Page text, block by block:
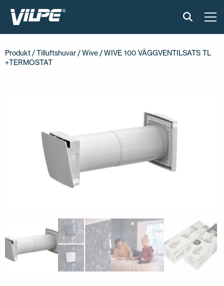
PL SV SV-FI LT LV UK RU
Produkt /Tilluftshuvar /Wive / WIVE 100 VÄGGVENTILSATS TL
+TERMOSTAT